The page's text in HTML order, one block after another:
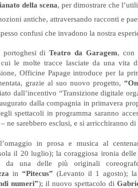
della scena, per dimostrare che
antiche, attraversando racconti e
confusi che invadono la nostra
portoghesi diTeatro da Garagem, con
le molte tracce lasciate da una vita
Officine Papage introduce per la
grazie al suo nuovo progetto,
dall’incentivo “Transizione digitale
dalla compagnia in primavera
spettacoli in programma saranno
ne sarebbero esclusi, e si arricchiranno
in prosa e musica al
il 20 luglio); la coraggiosa ironia
da una delle più originali coreografe
in “Pitecus” (Levanto il 1 agosto);
numeri”); il nuovo spettacolo di